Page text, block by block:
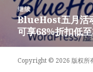
章：
继续
下
篇
文
章：
BlueHost五月活
可享68%折扣低
Copyright © 2026 版权所